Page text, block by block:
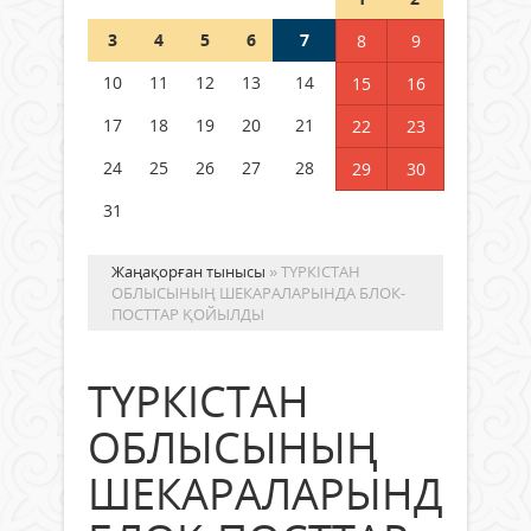
Германия аптап ыстыққа
бастады
04 тамыз 2026 ж.
3
4 5 6 7 8
9
10
11 12 13 14 15
16
17
18 19 20 21 22
23
24
25 26 27 28 29
30
31
Жаңақорған тынысы » ТҮРКІСТАН
ОБЛЫСЫНЫҢ ШЕКАРАЛАРЫНДА БЛОК-
ПОСТТАР ҚОЙЫЛДЫ
ТҮРКІСТАН
ОБЛЫСЫНЫҢ
ШЕКАРАЛАРЫНДА